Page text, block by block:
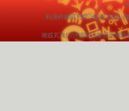
杩濇硶鍜屼笉鑹俊鎭妇鎶
缃戜笂浼犳挱瑙嗗惉鑺傜洰璁